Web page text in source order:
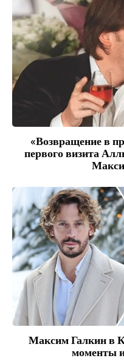
«Возвращение в
первого визита
Максим Галкин в
моменты